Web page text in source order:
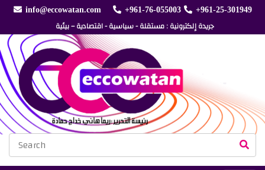
info@eccowatan.com +961-76-055003 +961-25-301949
جريدة إلكترونية : مستقلة - سياسية - اقتصادية – بيئية